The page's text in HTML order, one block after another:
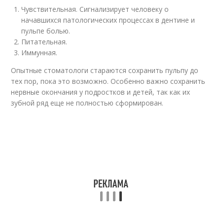
Чувствительная. Сигнализирует человеку о
начавшихся патологических процессах в дентине и
пульпе болью.
Питательная.
Иммунная.
Опытные стоматологи стараются сохранить пульпу до
тех пор, пока это возможно. Особенно важно сохранить
нервные окончания у подростков и детей, так как их
зубной ряд еще не полностью сформирован.